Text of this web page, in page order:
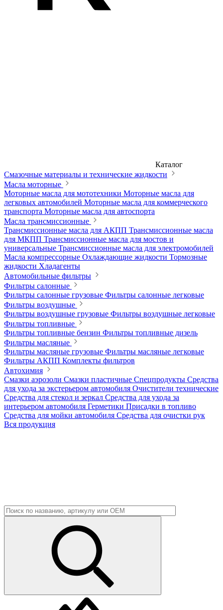
Каталог
Смазочные материалы и технические жидкости
Масла моторные
Моторные масла для мототехники Моторные масла для
легковых автомобилей Моторные масла для коммерческого
транспорта Моторные масла для автоспорта
Масла трансмиссионные
Трансмиссионные масла для АКПП Трансмиссионные масла
для МКПП Трансмиссионные масла для мостов и
универсальные Трансмиссионные масла для электромобилей
Масла компрессорные Охлаждающие жидкости Тормозные
жидкости Хладагенты
Автомобильные фильтры
Фильтры салонные
Фильтры салонные грузовые Фильтры салонные легковые
Фильтры воздушные
Фильтры воздушные грузовые Фильтры воздушные легковые
Фильтры топливные
Фильтры топливные бензин Фильтры топливные дизель
Фильтры масляные
Фильтры масляные грузовые Фильтры масляные легковые
Фильтры АКПП Комплекты фильтров
Автохимия
Смазки аэрозоли Смазки пластичные Спецпродукты Средства
для ухода за экстерьером автомобиля Очистители технические
Средства для стекол и зеркал Средства для ухода за
интерьером автомобиля Герметики Присадки в топливо
Средства для мойки автомобиля Средства для очистки рук
Вся продукция